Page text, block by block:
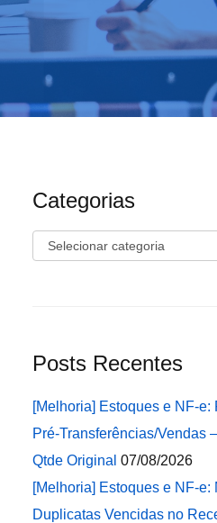
Categorias
Categorias
Posts Recentes
[Melhoria] Estoques e NF-
Pré-Transferências/Vendas
Qtde Original 07/08/2026
[Melhoria] Estoques e NF-
Duplicatas Vencidas no